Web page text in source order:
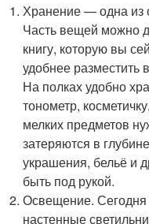
Хранение — одна из
Часть вещей можно
книгу, которую вы
удобнее разместить
На полках удобно
тонометр,
мелких предметов
затеряются в
украшения, бельё и
быть под рукой.
Освещение. Сегодня
настенные